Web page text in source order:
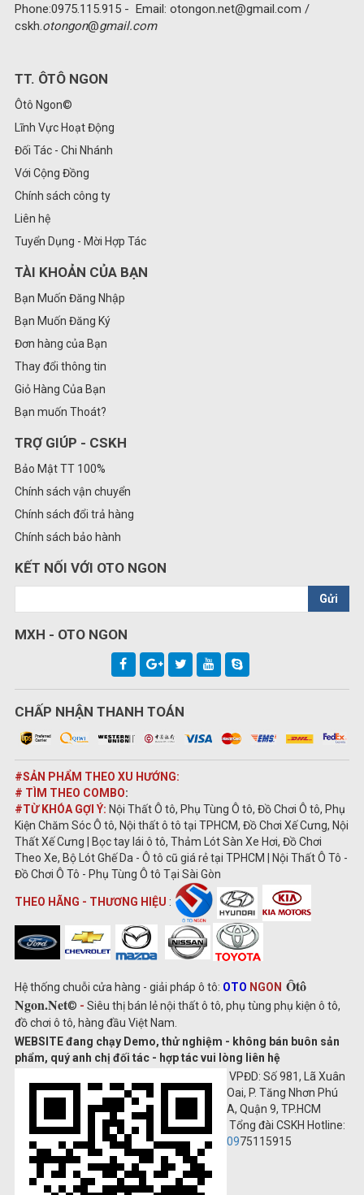
Phone:0975.115.915 - Email: otongon.net@gmail.com /
cskh.otongon@gmail.com
TT. ÔTÔ NGON
Ôtô Ngon©
Lĩnh Vực Hoạt Động
Đối Tác - Chi Nhánh
Với Cộng Đồng
Chính sách công ty
Liên hệ
Tuyển Dụng - Mời Hợp Tác
TÀI KHOẢN CỦA BẠN
Bạn Muốn Đăng Nhập
Bạn Muốn Đăng Ký
Đơn hàng của Bạn
Thay đổi thông tin
Giỏ Hàng Của Bạn
Bạn muốn Thoát?
TRỢ GIÚP - CSKH
Bảo Mật TT 100%
Chính sách vận chuyển
Chính sách đổi trả hàng
Chính sách bảo hành
KẾT NỐI VỚI OTO NGON
Gửi
MXH - OTO NGON
CHẤP NHẬN THANH TOÁN
#SẢN PHẨM THEO XU HƯỚNG:
# TÌM THEO COMBO:
#TỪ KHÓA GỢI Ý: Nội Thất Ô tô, Phụ Tùng Ô tô, Đồ Chơi Ô tô, Phụ
Kiện Chăm Sóc Ô tô, Nội thất ô tô tại TPHCM, Đồ Chơi Xế Cưng, Nội
Thất Xế Cưng | Bọc tay lái ô tô, Thảm Lót Sàn Xe Hơi, Đồ Chơi
Theo Xe, Bộ Lót Ghế Da - Ô tô cũ giá rẻ tại TPHCM | Nội Thất Ô Tô -
Đồ Chơi Ô Tô - Phụ Tùng Ô tô Tại Sài Gòn
THEO HÃNG - THƯƠNG HIỆU :
Hệ thống chuỗi cửa hàng - giải pháp ô tô: OTO NGON Ôtô
Ngon.Net© - Siêu thị bán lẻ nội thất ô tô, phụ tùng phụ kiện ô tô,
đồ chơi ô tô, hàng đầu Việt Nam.
WEBSITE đang chạy Demo, thử nghiệm - không bán buôn sản
phẩm, quý anh chị đối tác - hợp tác vui lòng liên hệ
VPĐD: Số 981, Lã Xuân
Oai, P. Tăng Nhơn Phú
A, Quận 9, TP.HCM
Tổng đài CSKH Hotline:
0975115915